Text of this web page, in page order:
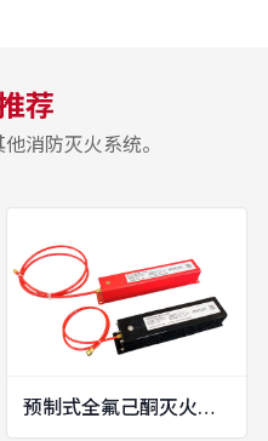
荐
消防灭火系统。
预制式全氟己酮灭火装置（盒式）